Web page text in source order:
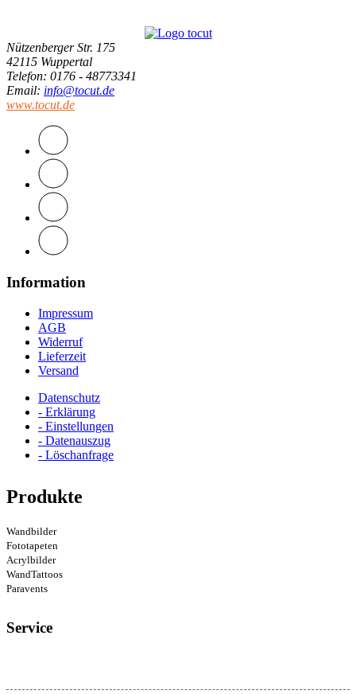
Nützenberger Str. 175
42115 Wuppertal
Telefon: 0176 - 48773341
Email: info@tocut.de
www.tocut.de
Information
Impressum
AGB
Widerruf
Lieferzeit
Versand
Datenschutz
- Erklärung
- Einstellungen
- Datenauszug
- Löschanfrage
Produkte
Wandbilder
Fototapeten
Acrylbilder
WandTattoos
Paravents
Service